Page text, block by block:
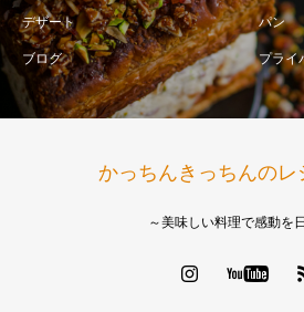
デザート パン
ブログ プライ
かっちんきっちんのレ
～美味しい料理で感動を